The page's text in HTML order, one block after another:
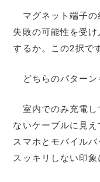
マグネット端子の
失敗の可能性を受
するか。この2択で
どちらのパターン
室内でのみ充電し
ないケーブルに見
スマホとモバイル
スッキリしない印象